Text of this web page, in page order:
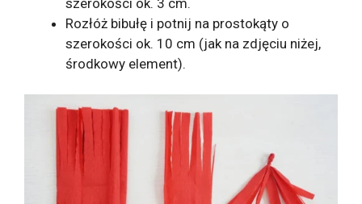
Rozłóż bibułę i potnij na prostokąty o
szerokości ok. 10 cm (jak na zdjęciu niżej,
środkowy element).